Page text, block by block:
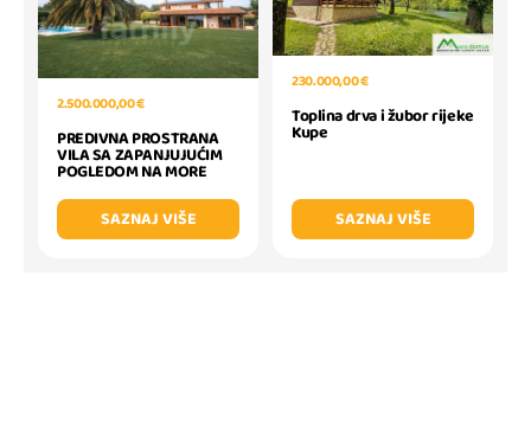
2.500.000,00 €
PREDIVNA PROSTRANA
VILA SA ZAPANJUJUĆIM
POGLEDOM NA MORE
SAZNAJ VIŠE
230.000,00 €
Toplina drva i žubor rijeke
Kupe
SAZNAJ VIŠE